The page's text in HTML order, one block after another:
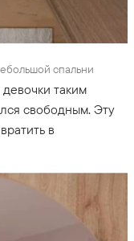
спальни
таким
свободным. Эту
в